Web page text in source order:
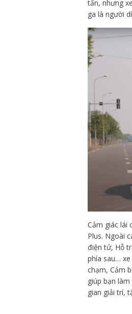
tấn, nhưng
ga là người
Cảm giác lái
Plus. Ngoài
điện tử, Hỗ
phía sau…
chạm, Cảm
giúp bạn
gian giải trí,